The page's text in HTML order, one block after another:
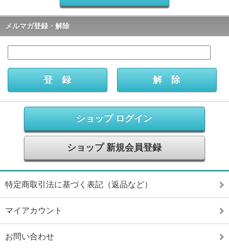
メルマガ登録・解除
ショップ ログイン
ショップ 新規会員登録
特定商取引法に基づく表記（返品など）
マイアカウント
お問い合わせ